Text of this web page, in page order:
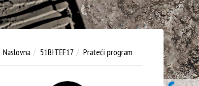
Naslovna 51BITEF17 Prateći program